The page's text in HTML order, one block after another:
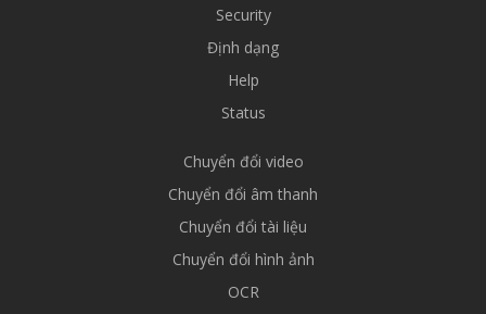
Security
Định dạng
Help
Status
Chuyển đổi video
Chuyển đổi âm thanh
Chuyển đổi tài liệu
Chuyển đổi hình ảnh
OCR